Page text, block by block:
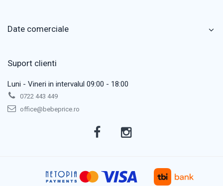
Date comerciale
Suport clienti
Luni - Vineri in intervalul 09:00 - 18:00
0722 443 449
office@bebeprice.ro